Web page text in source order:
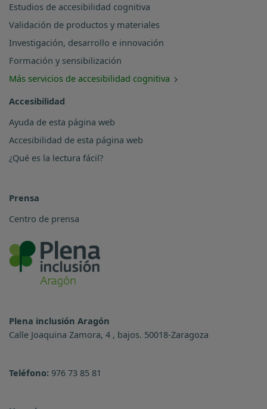
Estudios de accesibilidad cognitiva
Validación de productos y materiales
Investigación, desarrollo e innovación
Formación y sensibilización
Más servicios de accesibilidad cognitiva
Accesibilidad
Ayuda de esta página web
Accesibilidad de esta página web
¿Qué es la lectura fácil?
Prensa
Centro de prensa
Plena inclusión Aragón
Calle Joaquina Zamora, 4 , bajos. 50018-Zaragoza
Teléfono: 976 73 85 81